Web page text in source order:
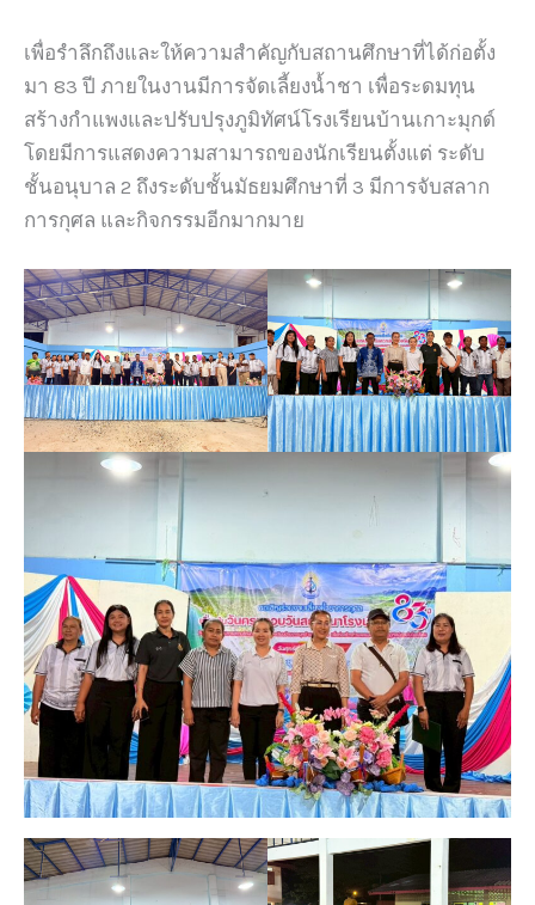
เพื่อรำลึกถึงและให้ความสำคัญกับสถานศึกษาที่ได้ก่อตั้ง
มา 83 ปี ภายในงานมีการจัดเลี้ยงน้ำชา เพื่อระดมทุน
สร้างกำแพงและปรับปรุงภูมิทัศน์โรงเรียนบ้านเกาะมุกด์
โดยมีการแสดงความสามารถของนักเรียนตั้งแต่ ระดับ
ชั้นอนุบาล 2 ถึงระดับชั้นมัธยมศึกษาที่ 3 มีการจับสลาก
การกุศล และกิจกรรมอีกมากมาย